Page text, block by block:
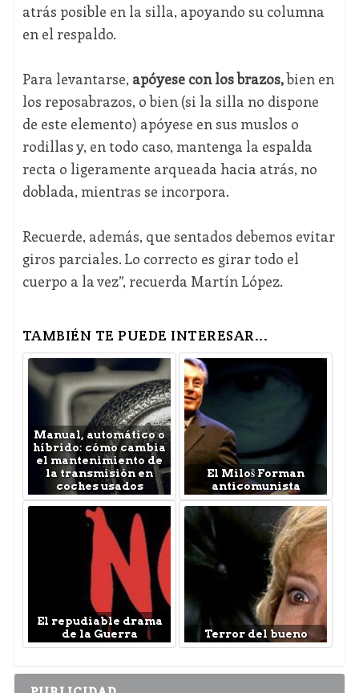
atrás posible en la silla, apoyando su columna
en el respaldo.
Para levantarse, apóyese con los brazos,bien en
los reposabrazos, o bien (si la silla no dispone
de este elemento) apóyese en sus muslos o
rodillas y, en todo caso, mantenga la espalda
recta o ligeramente arqueada hacia atrás, no
doblada, mientras se incorpora.
Recuerde, además, que sentados debemos evitar
giros parciales. Lo correcto es girar todo el
cuerpo a la vez”, recuerda Martín López.
TAMBIÉN TE PUEDE INTERESAR...
Manual, automático o
híbrido: cómo cambia
el mantenimiento de
la transmisión en
coches usados
El Miloš Forman
anticomunista
El repudiable drama
de la Guerra
Terror del bueno